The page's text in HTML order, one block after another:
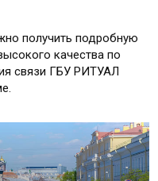
получить подробную
качества по
связи ГБУ РИТУАЛ